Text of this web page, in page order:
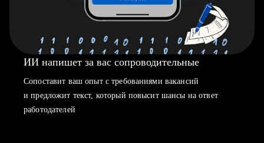
ИИ напишет за вас сопроводительные
Сопоставит ваш опыт с требованиями вакансий
и предложит текст, который повысит шансы на ответ
работодателей